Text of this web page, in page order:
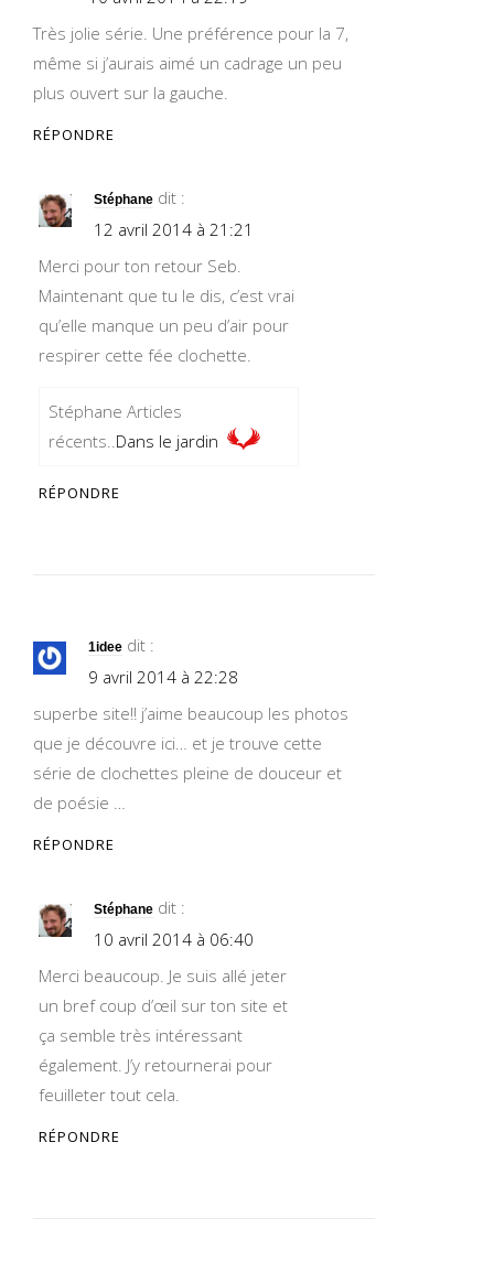
Très jolie série. Une préférence pour la 7,
même si j’aurais aimé un cadrage un peu
plus ouvert sur la gauche.
RÉPONDRE
Stéphane dit :
12 avril 2014 à 21:21
Merci pour ton retour Seb.
Maintenant que tu le dis, c’est vrai
qu’elle manque un peu d’air pour
respirer cette fée clochette.
Stéphane Articles
récents..Dans le jardin
RÉPONDRE
1idee dit :
9 avril 2014 à 22:28
superbe site!! j’aime beaucoup les photos
que je découvre ici… et je trouve cette
série de clochettes pleine de douceur et
de poésie …
RÉPONDRE
Stéphane dit :
10 avril 2014 à 06:40
Merci beaucoup. Je suis allé jeter
un bref coup d’œil sur ton site et
ça semble très intéressant
également. J’y retournerai pour
feuilleter tout cela.
RÉPONDRE